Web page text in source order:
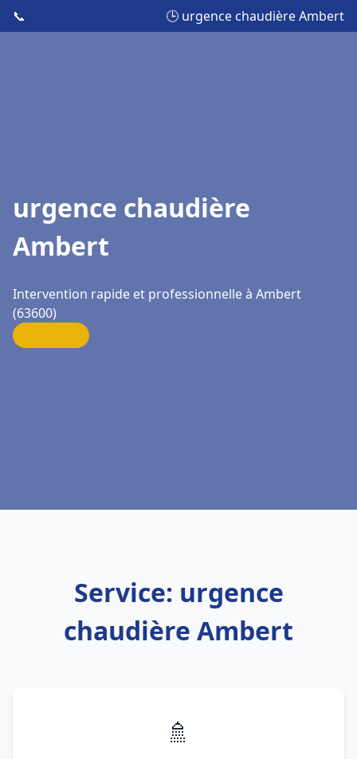
📞 🕒 urgence chaudière Ambert
urgence chaudière
Ambert
Intervention rapide et professionnelle à Ambert
(63600)
Service: urgence
chaudière Ambert
🚿